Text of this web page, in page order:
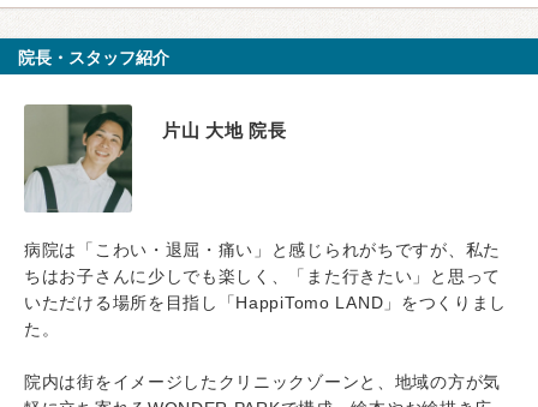
院長・スタッフ紹介
片山 大地 院長
病院は「こわい・退屈・痛い」と感じられがちですが、私た
ちはお子さんに少しでも楽しく、「また行きたい」と思って
いただける場所を目指し「HappiTomo LAND」をつくりまし
た。
院内は街をイメージしたクリニックゾーンと、地域の方が気